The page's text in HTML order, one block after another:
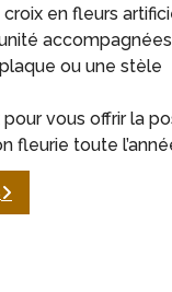
en fleurs
ou une stèle
vous offrir la
fleurie toute